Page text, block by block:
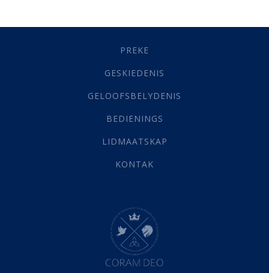
Geestelike Groei(10)
(21)
Grys Areas(4)
Lewensdoel(3)
Selfondersoek(1)
Werk(22)
(142)
Hemel (31)
Israel (14)
Millennium(1)
Oordeelsdag(19)
PREKE
GESKIEDENIS
GELOOFSBELYDENIS
BEDIENINGS
LIDMAATSKAP
KONTAK